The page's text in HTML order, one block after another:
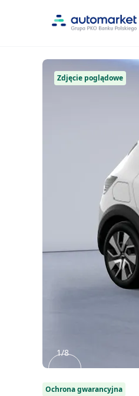
1
1/8
Zdjęcie poglądowe
Ochrona gwarancyjna